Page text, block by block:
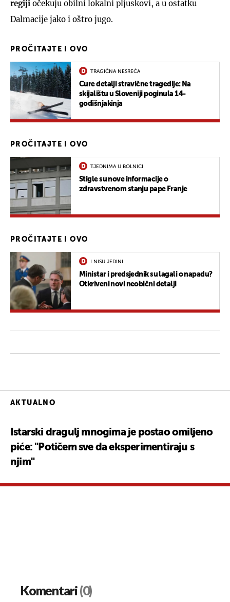
regiji očekuju obilni lokalni pljuskovi, a u ostatku
Dalmacije jako i oštro jugo.
PROČITAJTE I OVO
TRAGIČNA NESREĆA
Cure detalji stravične tragedije: Na
skijalištu u Sloveniji poginula 14-
godišnjakinja
PROČITAJTE I OVO
TJEDNIMA U BOLNICI
Stigle su nove informacije o
zdravstvenom stanju pape Franje
PROČITAJTE I OVO
I NISU JEDINI
Ministar i predsjednik su lagali o napadu?
Otkriveni novi neobični detalji
AKTUALNO
Istarski dragulj mnogima je postao omiljeno
piće: "Potičem sve da eksperimentiraju s
njim"
Komentari(0)